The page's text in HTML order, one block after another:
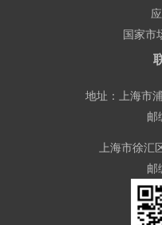
国家市
地址：上海市
邮
上海市徐汇
邮